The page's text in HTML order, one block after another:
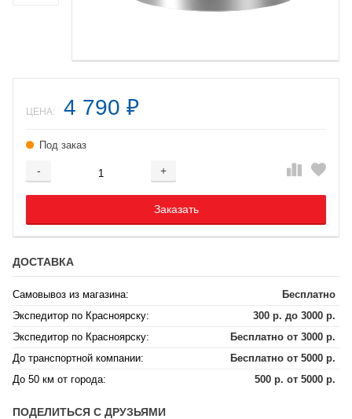
ЦЕНА: 4 790 ₽
Под заказ
- +
Добавляется...
Заказать
Добавлен
ДОСТАВКА
Самовывоз из магазина:
Бесплатно
Экспедитор по Красноярску:
300 р. до 3000 р.
Экспедитор по Красноярску:
Бесплатно от 3000 р.
До транспортной компании:
Бесплатно от 5000 р.
До 50 км от города:
500 р. от 5000 р.
ПОДЕЛИТЬСЯ С ДРУЗЬЯМИ